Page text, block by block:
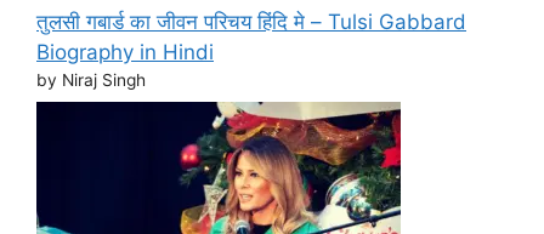
तुलसी गबार्ड का जीवन परिचय हिंदि मे – Tulsi Gabbard
Biography in Hindi
by Niraj Singh